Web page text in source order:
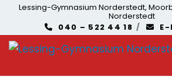
Lessing-Gymnasium Norderstedt,
Norderstedt
040 – 522 44 18